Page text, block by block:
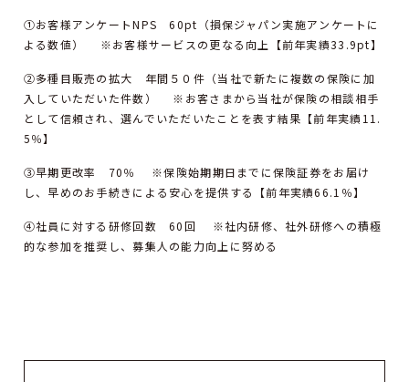
①お客様アンケートNPS 60pt（損保ジャパン実施アンケートに
よる数値） ※お客様サービスの更なる向上【前年実績33.9pt】
②多種目販売の拡大 年間５０件（当社で新たに複数の保険に加
入していただいた件数） ※お客さまから当社が保険の相談相手
として信頼され、選んでいただいたことを表す結果【前年実績11.
5％】
③早期更改率 70％ ※保険始期期日までに保険証券をお届け
し、早めのお手続きによる安心を提供する【前年実績66.1％】
④社員に対する研修回数 60回 ※社内研修、社外研修への積極
的な参加を推奨し、募集人の能力向上に努める